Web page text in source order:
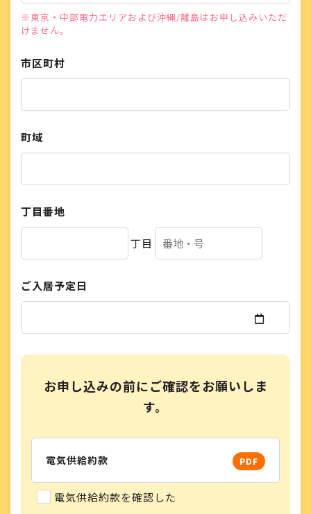
※東京・中部電力エリアおよび沖縄/離島はお申し込みいただ
けません。
市区町村
町域
丁目番地
丁目
ご入居予定日
お申し込みの前にご確認をお願いしま
す。
電気供給約款 PDF
電気供給約款を確認した